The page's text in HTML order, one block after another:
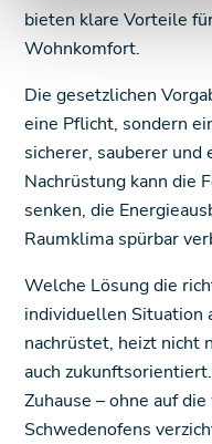
bieten klare Vorteile
Wohnkomfort.
Die gesetzlichen
eine Pflicht, sondern
sicherer, sauberer und
Nachrüstung kann die
senken, die
Raumklima spürbar
Welche Lösung die
individuellen Situation
nachrüstet, heizt nicht
auch
Zuhause – ohne auf
Schwedenofens